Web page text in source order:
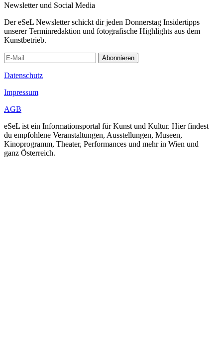
Newsletter und Social Media
Der eSeL Newsletter schickt dir jeden Donnerstag Insidertipps
unserer Terminredaktion und fotografische Highlights aus dem
Kunstbetrieb.
Abonnieren
Datenschutz
Impressum
AGB
eSeL ist ein Informationsportal für Kunst und Kultur. Hier findest
du empfohlene Veranstaltungen, Ausstellungen, Museen,
Kinoprogramm, Theater, Performances und mehr in Wien und
ganz Österreich.